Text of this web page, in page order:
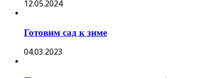
12.05.2024
Готовим сад к зиме
04.03.2023